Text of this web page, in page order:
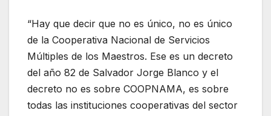
“Hay que decir que no es único, no es único
de la Cooperativa Nacional de Servicios
Múltiples de los Maestros. Ese es un decreto
del año 82 de Salvador Jorge Blanco y el
decreto no es sobre COOPNAMA, es sobre
todas las instituciones cooperativas del sector